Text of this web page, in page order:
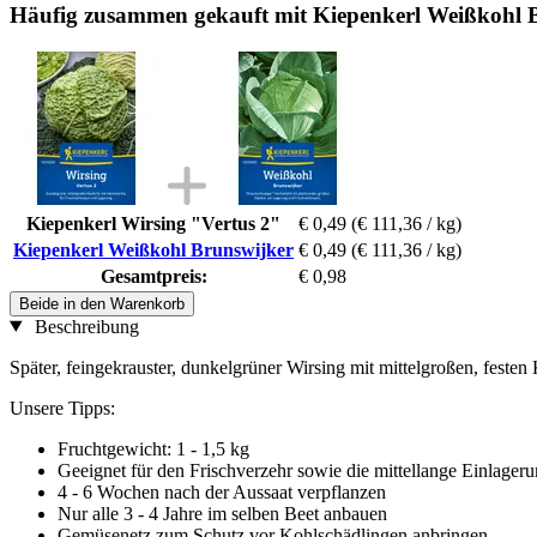
Häufig zusammen gekauft mit Kiepenkerl Weißkohl
Kiepenkerl Wirsing "Vertus 2" € 0,49 (€ 111,36 / kg)
Kiepenkerl Weißkohl Brunswijker € 0,49 (€ 111,36 / kg)
Gesamtpreis:
€ 0,98
Beide in den Warenkorb
Beschreibung
Später, feingekrauster, dunkelgrüner Wirsing mit mittelgroßen, festen
Unsere Tipps:
Fruchtgewicht: 1 - 1,5 kg
Geeignet für den Frischverzehr sowie die mittellange
4 - 6 Wochen nach der Aussaat verpflanzen
Nur alle 3 - 4 Jahre im selben Beet anbauen